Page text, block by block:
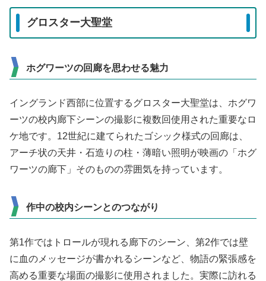
グロスター大聖堂
ホグワーツの回廊を思わせる魅力
イングランド西部に位置するグロスター大聖堂は、ホグワ
ーツの校内廊下シーンの撮影に複数回使用された重要なロ
ケ地です。12世紀に建てられたゴシック様式の回廊は、
アーチ状の天井・石造りの柱・薄暗い照明が映画の「ホグ
ワーツの廊下」そのものの雰囲気を持っています。
作中の校内シーンとのつながり
第1作ではトロールが現れる廊下のシーン、第2作では壁
に血のメッセージが書かれるシーンなど、物語の緊張感を
高める重要な場面の撮影に使用されました。実際に訪れる